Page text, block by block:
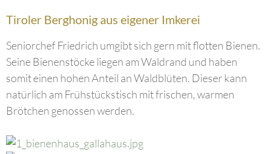
Tiroler Berghonig aus eigener Imkerei
Seniorchef Friedrich umgibt sich gern mit flotten Bienen.
Seine Bienenstöcke liegen am Waldrand und haben
somit einen hohen Anteil an Waldblüten. Dieser kann
natürlich am Frühstückstisch mit frischen, warmen
Brötchen genossen werden.